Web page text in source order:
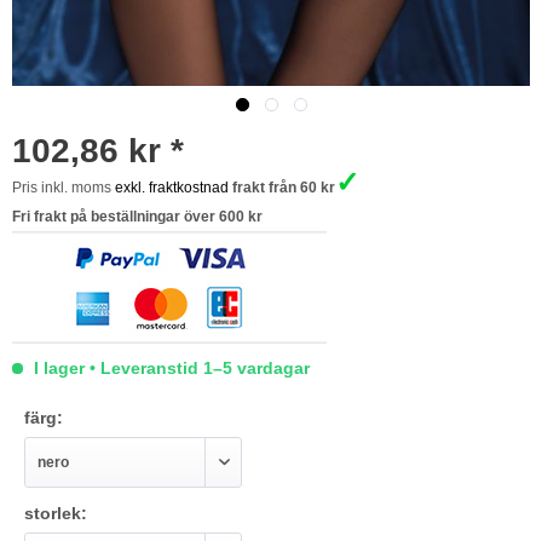
102,86 kr *
Pris inkl. moms exkl. fraktkostnad frakt från 60 kr ✓
Fri frakt på beställningar över 600 kr
I lager • Leveranstid 1–5 vardagar
färg:
storlek: